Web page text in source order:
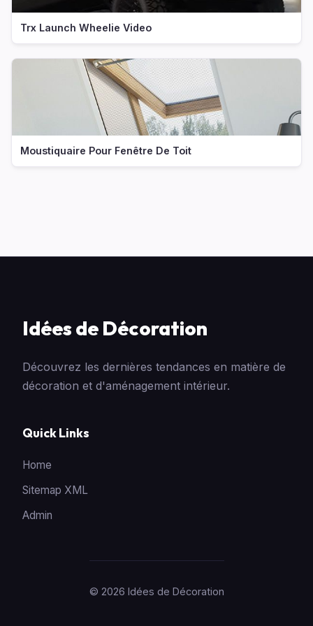
Trx Launch Wheelie Video
Moustiquaire Pour Fenêtre De Toit
Idées de Décoration
Découvrez les dernières tendances en matière de
décoration et d'aménagement intérieur.
Quick Links
Home
Sitemap XML
Admin
© 2026 Idées de Décoration